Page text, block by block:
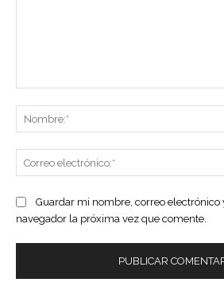
Guardar mi nombre, correo electrónico
navegador la próxima vez que comente.